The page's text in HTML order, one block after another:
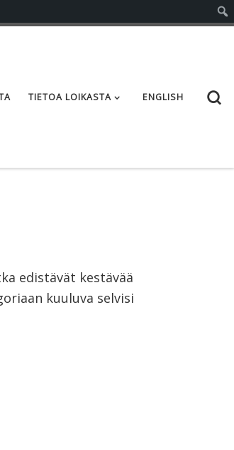
TIETOA LOIKASTA ENGLISH
edistävät kestävää
kuuluva selvisi